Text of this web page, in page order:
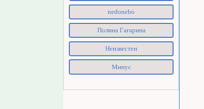
nedonebo
Полина Гагарина
Неизвестен
Минус